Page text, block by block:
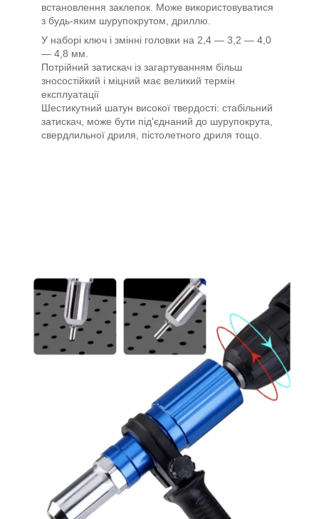
встановлення заклепок. Може використовуватися
з будь-яким шурупокрутом, дриллю.
У наборі ключ і змінні головки на 2,4 — 3,2 — 4,0
— 4,8 мм.
Потрійний затискач із загартуванням більш
зносостійкий і міцний має великий термін
експлуатації
Шестикутний шатун високої твердості: стабільний
затискач, може бути під'єднаний до шурупокрута,
свердлильної дриля, пістолетного дриля тощо.